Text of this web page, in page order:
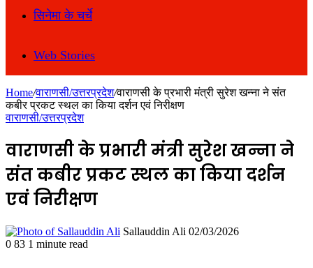
सिनेमा के चर्चे
Web Stories
Home/वाराणसी/उत्तरप्रदेश/वाराणसी के प्रभारी मंत्री सुरेश खन्ना ने संत
कबीर प्रकट स्थल का किया दर्शन एवं निरीक्षण
वाराणसी/उत्तरप्रदेश
वाराणसी के प्रभारी मंत्री सुरेश खन्ना ने
संत कबीर प्रकट स्थल का किया दर्शन
एवं निरीक्षण
Sallauddin Ali Send
02/03/2026
0 83 1 minute read